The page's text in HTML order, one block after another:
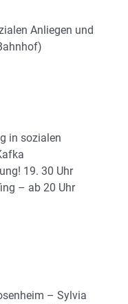
Anliegen und
in sozialen
19. 30 Uhr
– ab 20 Uhr
– Sylvia